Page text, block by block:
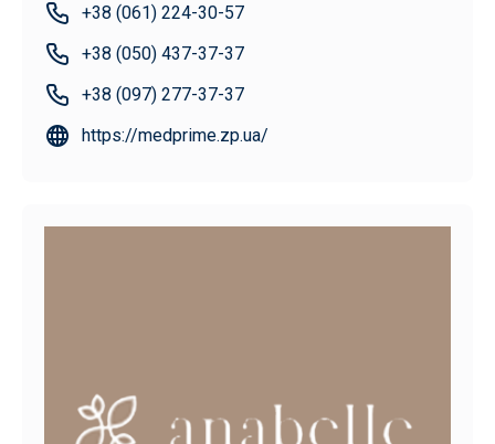
+38 (061) 224-30-57
+38 (050) 437-37-37
+38 (097) 277-37-37
https://medprime.zp.ua/